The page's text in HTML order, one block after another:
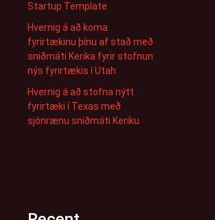
Startup Template
Hvernig á að koma
fyrirtækinu þínu af stað með
sniðmáti Kerika fyrir stofnun
nýs fyrirtækis í Utah
Hvernig á að stofna nýtt
fyrirtæki í Texas með
sjónrænu sniðmáti Keriku